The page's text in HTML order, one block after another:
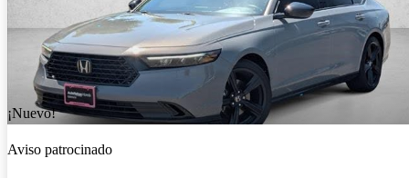
¡Nuevo!
Aviso patrocinado